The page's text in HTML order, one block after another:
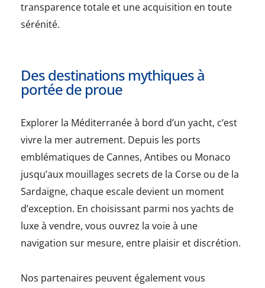
transparence totale et une acquisition en toute
sérénité.
Des destinations mythiques à
portée de proue
Explorer la Méditerranée à bord d’un yacht, c’est
vivre la mer autrement. Depuis les ports
emblématiques de Cannes, Antibes ou Monaco
jusqu’aux mouillages secrets de la Corse ou de la
Sardaigne, chaque escale devient un moment
d’exception. En choisissant parmi nos yachts de
luxe à vendre, vous ouvrez la voie à une
navigation sur mesure, entre plaisir et discrétion.
Nos partenaires peuvent également vous